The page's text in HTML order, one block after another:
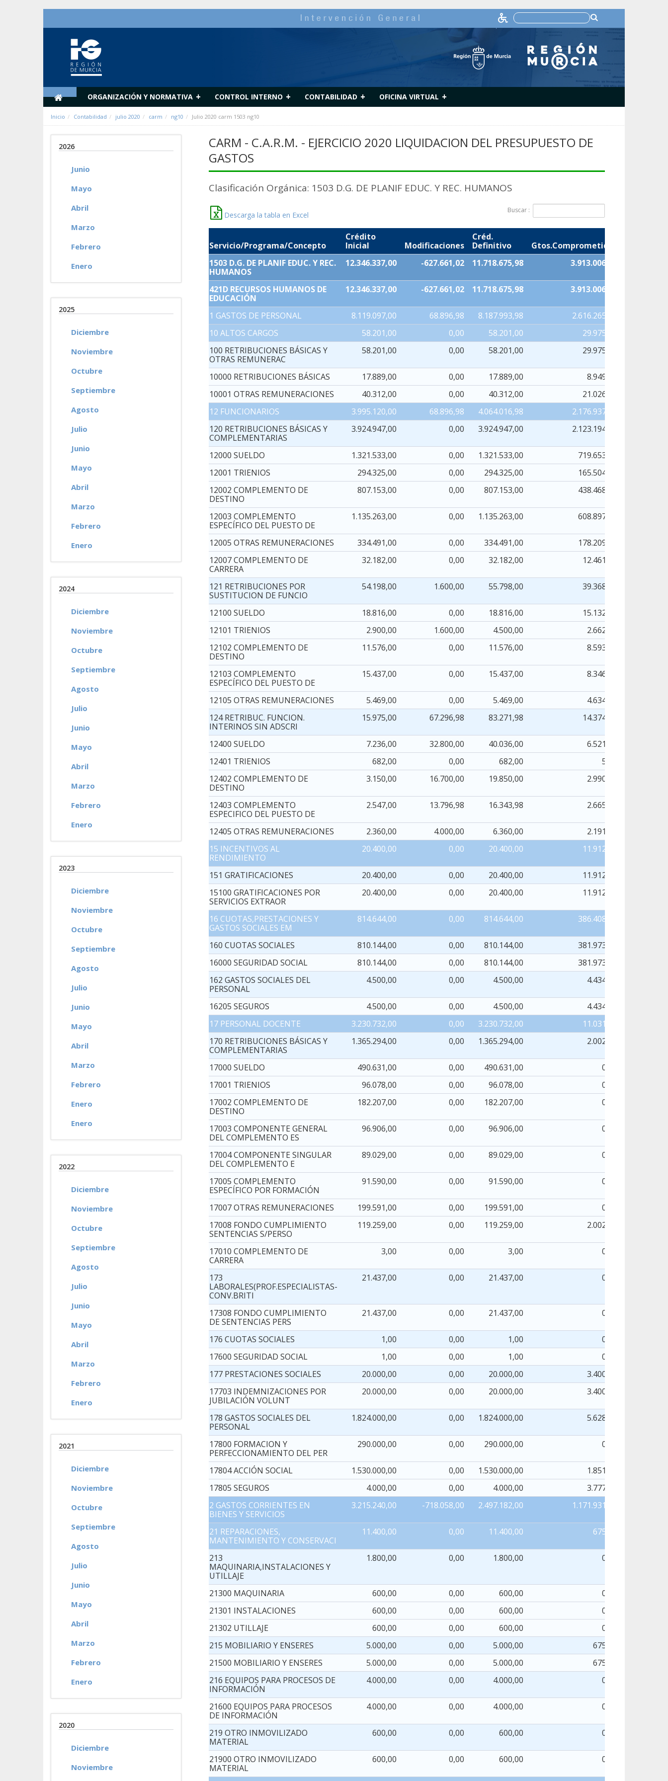
ORGANIZACIÓN Y NORMATIVA + CONTROL INTERNO + CONTABILIDAD + OFICINA VIRTUAL +
Inicio Contabilidad julio 2020 carm ng10 Julio 2020 carm 1503 ng10
2026
Junio
Mayo
Abril
Marzo
Febrero
Enero
2025
Diciembre
Noviembre
Octubre
Septiembre
Agosto
Julio
Junio
Mayo
Abril
Marzo
Febrero
Enero
2024
Diciembre
Noviembre
Octubre
Septiembre
Agosto
Julio
Junio
Mayo
Abril
Marzo
Febrero
Enero
2023
Diciembre
Noviembre
Octubre
Septiembre
Agosto
Julio
Junio
Mayo
Abril
Marzo
Febrero
Enero
Enero
2022
Diciembre
Noviembre
Octubre
Septiembre
Agosto
Julio
Junio
Mayo
Abril
Marzo
Febrero
Enero
2021
Diciembre
Noviembre
Octubre
Septiembre
Agosto
Julio
Junio
Mayo
Abril
Marzo
Febrero
Enero
2020
Diciembre
Noviembre
CARM - C.A.R.M. - EJERCICIO 2020 LIQUIDACION DEL PRESUPUESTO DE
GASTOS
Clasificación Orgánica: 1503 D.G. DE PLANIF EDUC. Y REC. HUMANOS
Descarga la tabla en Excel
Buscar :
Servicio/Programa/Concepto
Crédito
Inicial
Modificaciones
Créd.
Definitivo
Gtos.Comprometidos
1503 D.G. DE PLANIF EDUC. Y REC.
HUMANOS
12.346.337,00 -627.661,02 11.718.675,98 3.913.006,75
421D RECURSOS HUMANOS DE
EDUCACIÓN
12.346.337,00 -627.661,02 11.718.675,98 3.913.006,75
1 GASTOS DE PERSONAL 8.119.097,00 68.896,98 8.187.993,98 2.616.265,41
10 ALTOS CARGOS
58.201,00 0,00 58.201,00 29.975,55
100 RETRIBUCIONES BÁSICAS Y
OTRAS REMUNERAC
58.201,00 0,00 58.201,00 29.975,55
10000 RETRIBUCIONES BÁSICAS 17.889,00 0,00 17.889,00
8.949,26
10001 OTRAS REMUNERACIONES
40.312,00 0,00 40.312,00 21.026,29
12 FUNCIONARIOS
3.995.120,00 68.896,98 4.064.016,98 2.176.937,37
120 RETRIBUCIONES BÁSICAS Y
COMPLEMENTARIAS
3.924.947,00 0,00 3.924.947,00 2.123.194,45
12000 SUELDO 1.321.533,00 0,00 1.321.533,00 719.653,29
12001 TRIENIOS
294.325,00 0,00 294.325,00 165.504,83
12002 COMPLEMENTO DE
DESTINO
807.153,00 0,00 807.153,00 438.468,63
12003 COMPLEMENTO
ESPECÍFICO DEL PUESTO DE
1.135.263,00 0,00 1.135.263,00 608.897,49
12005 OTRAS REMUNERACIONES 334.491,00 0,00 334.491,00 178.209,16
12007 COMPLEMENTO DE
CARRERA
32.182,00 0,00 32.182,00 12.461,05
121 RETRIBUCIONES POR
SUSTITUCION DE FUNCIO
54.198,00 1.600,00 55.798,00 39.368,90
12100 SUELDO 18.816,00 0,00 18.816,00 15.132,39
12101 TRIENIOS
2.900,00 1.600,00 4.500,00
2.662,17
12102 COMPLEMENTO DE
DESTINO
11.576,00 0,00 11.576,00 8.593,23
12103 COMPLEMENTO
ESPECÍFICO DEL PUESTO DE
15.437,00 0,00 15.437,00 8.346,33
12105 OTRAS REMUNERACIONES 5.469,00 0,00 5.469,00
4.634,78
124 RETRIBUC. FUNCION.
INTERINOS SIN ADSCRI
15.975,00 67.296,98 83.271,98 14.374,02
12400 SUELDO 7.236,00 32.800,00 40.036,00
6.521,14
12401 TRIENIOS
682,00 0,00 682,00
5,98
12402 COMPLEMENTO DE
DESTINO
3.150,00 16.700,00 19.850,00 2.990,04
12403 COMPLEMENTO
ESPECIFICO DEL PUESTO DE
2.547,00 13.796,98 16.343,98 2.665,00
12405 OTRAS REMUNERACIONES 2.360,00 4.000,00 6.360,00
2.191,86
15 INCENTIVOS AL
RENDIMIENTO
20.400,00 0,00 20.400,00 11.912,39
151 GRATIFICACIONES 20.400,00 0,00 20.400,00 11.912,39
15100 GRATIFICACIONES POR
SERVICIOS EXTRAOR
20.400,00 0,00 20.400,00 11.912,39
16 CUOTAS,PRESTACIONES Y
GASTOS SOCIALES EM
814.644,00 0,00 814.644,00 386.408,33
160 CUOTAS SOCIALES 810.144,00 0,00 810.144,00 381.973,42
16000 SEGURIDAD SOCIAL
810.144,00 0,00 810.144,00 381.973,42
162 GASTOS SOCIALES DEL
PERSONAL
4.500,00 0,00 4.500,00 4.434,91
16205 SEGUROS 4.500,00 0,00 4.500,00
4.434,91
17 PERSONAL DOCENTE
3.230.732,00 0,00 3.230.732,00 11.031,77
170 RETRIBUCIONES BÁSICAS Y
COMPLEMENTARIAS
1.365.294,00 0,00 1.365.294,00 2.002,13
17000 SUELDO 490.631,00 0,00 490.631,00
0,00
17001 TRIENIOS
96.078,00 0,00 96.078,00
0,00
17002 COMPLEMENTO DE
DESTINO
182.207,00 0,00 182.207,00 0,00
17003 COMPONENTE GENERAL
DEL COMPLEMENTO ES
96.906,00 0,00 96.906,00 0,00
17004 COMPONENTE SINGULAR
DEL COMPLEMENTO E
89.029,00 0,00 89.029,00 0,00
17005 COMPLEMENTO
ESPECÍFICO POR FORMACIÓN
91.590,00 0,00 91.590,00 0,00
17007 OTRAS REMUNERACIONES 199.591,00 0,00 199.591,00
0,00
17008 FONDO CUMPLIMIENTO
SENTENCIAS S/PERSO
119.259,00 0,00 119.259,00 2.002,13
17010 COMPLEMENTO DE
CARRERA
3,00 0,00 3,00 0,00
173
LABORALES(PROF.ESPECIALISTAS-
CONV.BRITI
21.437,00 0,00 21.437,00 0,00
17308 FONDO CUMPLIMIENTO
DE SENTENCIAS PERS
21.437,00 0,00 21.437,00 0,00
176 CUOTAS SOCIALES 1,00 0,00 1,00
0,00
17600 SEGURIDAD SOCIAL
1,00 0,00 1,00
0,00
177 PRESTACIONES SOCIALES
20.000,00 0,00 20.000,00
3.400,87
17703 INDEMNIZACIONES POR
JUBILACIÓN VOLUNT
20.000,00 0,00 20.000,00 3.400,87
178 GASTOS SOCIALES DEL
PERSONAL
1.824.000,00 0,00 1.824.000,00 5.628,77
17800 FORMACION Y
PERFECCIONAMIENTO DEL PER
290.000,00 0,00 290.000,00 0,00
17804 ACCIÓN SOCIAL 1.530.000,00 0,00 1.530.000,00
1.851,00
17805 SEGUROS
4.000,00 0,00 4.000,00
3.777,77
2 GASTOS CORRIENTES EN
BIENES Y SERVICIOS
3.215.240,00 -718.058,00 2.497.182,00 1.171.931,98
21 REPARACIONES,
MANTENIMIENTO Y CONSERVACI
11.400,00 0,00 11.400,00 675,57
213
MAQUINARIA,INSTALACIONES Y
UTILLAJE
1.800,00 0,00 1.800,00 0,00
21300 MAQUINARIA 600,00 0,00 600,00
0,00
21301 INSTALACIONES
600,00 0,00 600,00
0,00
21302 UTILLAJE
600,00 0,00 600,00
0,00
215 MOBILIARIO Y ENSERES
5.000,00 0,00 5.000,00
675,57
21500 MOBILIARIO Y ENSERES
5.000,00 0,00 5.000,00
675,57
216 EQUIPOS PARA PROCESOS DE
INFORMACIÓN
4.000,00 0,00 4.000,00 0,00
21600 EQUIPOS PARA PROCESOS
DE INFORMACIÓN
4.000,00 0,00 4.000,00 0,00
219 OTRO INMOVILIZADO
MATERIAL
600,00 0,00 600,00 0,00
21900 OTRO INMOVILIZADO
MATERIAL
600,00 0,00 600,00 0,00